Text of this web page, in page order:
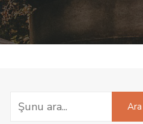
Search
for:
Ara